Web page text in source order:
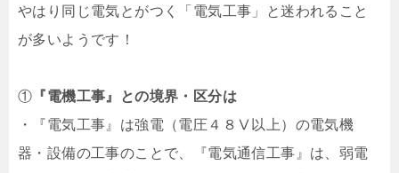
やはり同じ電気とがつく「電気工事」と迷われること
が多いようです！
① 『電機工事』との境界・区分は
・『電気工事』は強電（電圧４８Ⅴ以上）の電気機
器・設備の工事のことで、『電気通信工事』は、弱電